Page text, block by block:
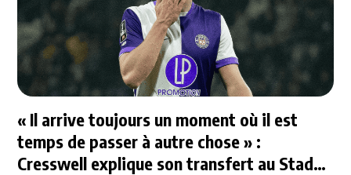
« Il arrive toujours un moment où il est
temps de passer à autre chose » :
Cresswell explique son transfert au Stade